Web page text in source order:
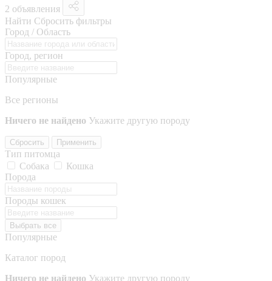
2 объявления
Найти Сбросить фильтры
Город / Область
Город, регион
Популярные
Все регионы
Ничего не найдено Укажите другую породу
Сбросить Применить
Тип питомца
Собака
Кошка
Порода
Породы кошек
Выбрать все
Популярные
Каталог пород
Ничего не найдено Укажите другую породу